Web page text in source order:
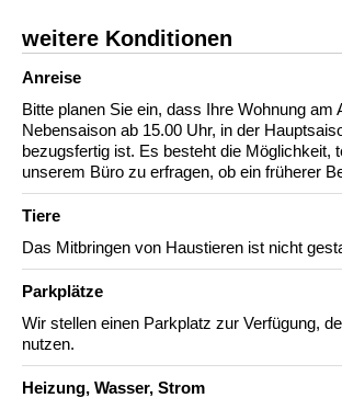
weitere Konditionen
Anreise
Bitte planen Sie ein, dass Ihre Wohnung am
Nebensaison ab 15.00 Uhr, in der
bezugsfertig ist. Es besteht die Möglichkeit,
unserem Büro zu erfragen, ob ein früherer
Tiere
Das Mitbringen von Haustieren ist nicht
Parkplätze
Wir stellen einen Parkplatz zur Verfügung,
nutzen.
Heizung, Wasser, Strom